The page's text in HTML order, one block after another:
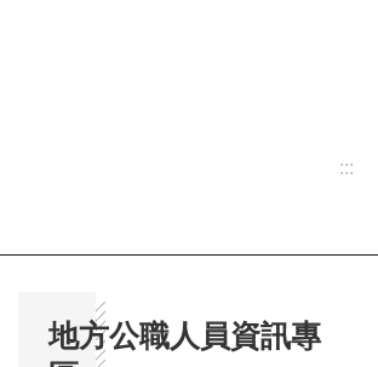
:::
地方公職人員資訊專